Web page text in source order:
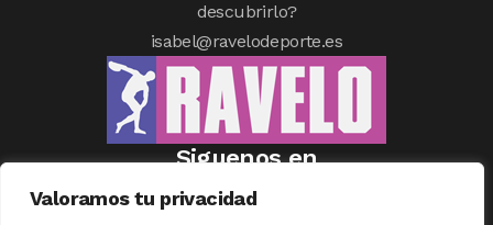
Valoramos tu privacidad
descubrirlo?
isabel@ravelodeporte.es
Siguenos en